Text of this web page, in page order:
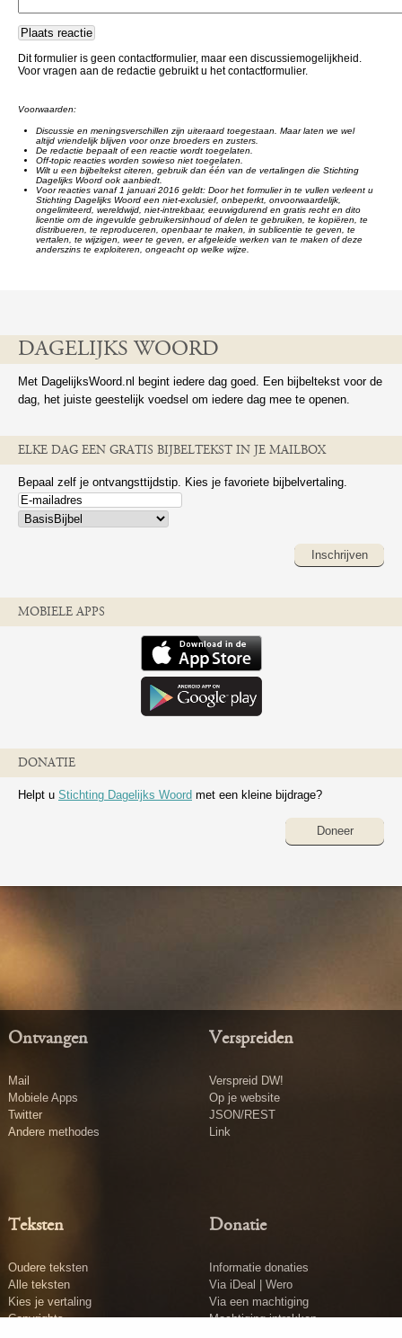
Dit formulier is geen contactformulier, maar een discussiemogelijkheid.
Voor vragen aan de redactie gebruikt u het contactformulier.
Voorwaarden:
Discussie en meningsverschillen zijn uiteraard toegestaan. Maar laten we wel
altijd vriendelijk blijven voor onze broeders en zusters.
De redactie bepaalt of een reactie wordt toegelaten.
Off-topic reacties worden sowieso niet toegelaten.
Wilt u een bijbeltekst citeren, gebruik dan één van de vertalingen die Stichting
Dagelijks Woord ook aanbiedt.
Voor reacties vanaf 1 januari 2016 geldt: Door het formulier in te vullen verleent u
Stichting Dagelijks Woord een niet-exclusief, onbeperkt, onvoorwaardelijk,
ongelimiteerd, wereldwijd, niet-intrekbaar, eeuwigdurend en gratis recht en dito
licentie om de ingevulde gebruikersinhoud of delen te gebruiken, te kopiëren, te
distribueren, te reproduceren, openbaar te maken, in sublicentie te geven, te
vertalen, te wijzigen, weer te geven, er afgeleide werken van te maken of deze
anderszins te exploiteren, ongeacht op welke wijze.
DAGELIJKS WOORD
Met DagelijksWoord.nl begint iedere dag goed. Een bijbeltekst voor de
dag, het juiste geestelijk voedsel om iedere dag mee te openen.
ELKE DAG EEN GRATIS BIJBELTEKST IN JE MAILBOX
Bepaal zelf je ontvangsttijdstip. Kies je favoriete bijbelvertaling.
Inschrijven
MOBIELE APPS
DONATIE
Helpt u Stichting Dagelijks Woord met een kleine bijdrage?
Doneer
Ontvangen
Mail
Mobiele Apps
Twitter
Andere methodes
Verspreiden
Verspreid DW!
Op je website
JSON/REST
Link
Teksten
Oudere teksten
Alle teksten
Kies je vertaling
Copyrights
Donatie
Informatie donaties
Via iDeal | Wero
Via een machtiging
Machtiging intrekken